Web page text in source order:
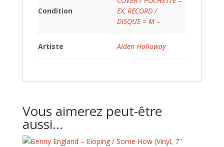
Condition
EX, RECORD /
DISQUE = M –
Artiste Alden Holloway
Vous aimerez peut-être
aussi…